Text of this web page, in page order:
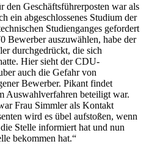
den Geschäftsführerposten war als
ein abgeschlossenes Studium der
Studienganges gefordert
Bewerber auszuwählen, habe der
durchgedrückt, die sich
Hier sieht der CDU-
auch die Gefahr von
Bewerber. Pikant findet
Auswahlverfahren beteiligt war.
Frau Simmler als Kontakt
wird es übel aufstoßen, wenn
Stelle informiert hat und nun
bekommen hat.“